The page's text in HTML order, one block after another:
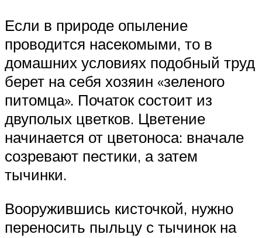
Если в природе опыление
проводится насекомыми, то в
домашних условиях подобный труд
берет на себя хозяин «зеленого
питомца». Початок состоит из
двуполых цветков. Цветение
начинается от цветоноса: вначале
созревают пестики, а затем
тычинки.
Вооружившись кисточкой, нужно
переносить пыльцу с тычинок на